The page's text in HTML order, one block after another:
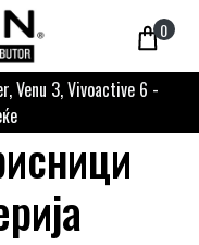
0
Venu 3, Vivoactive 6 -